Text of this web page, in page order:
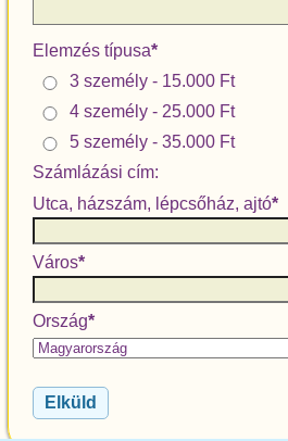
Elemzés típusa*
3 személy - 15.000 Ft
4 személy - 25.000 Ft
5 személy - 35.000 Ft
Számlázási cím:
Utca, házszám, lépcsőház, ajtó*
Város*
Ország*
Elküld